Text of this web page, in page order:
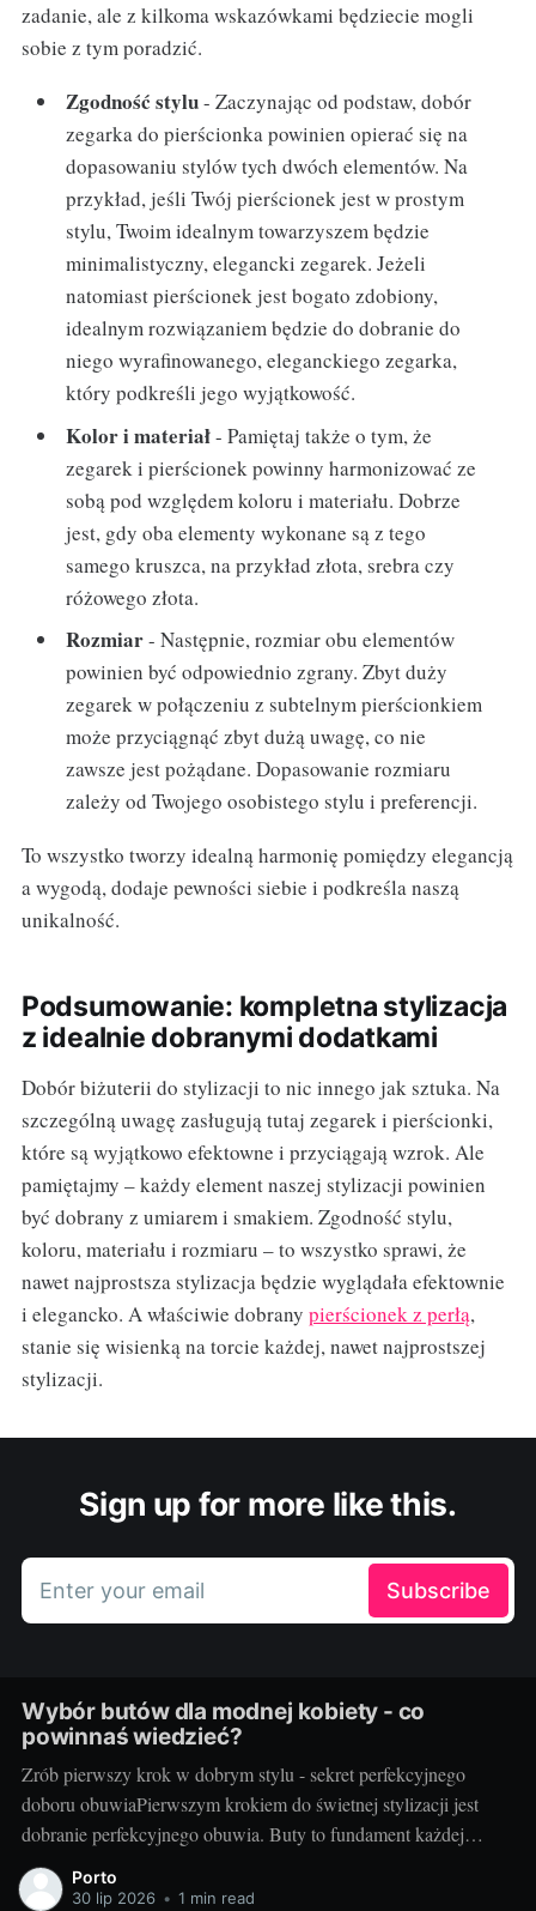
zadanie, ale z kilkoma wskazówkami będziecie mogli
sobie z tym poradzić.
Zgodność stylu- Zaczynając od podstaw, dobór
zegarka do pierścionka powinien opierać się na
dopasowaniu stylów tych dwóch elementów. Na
przykład, jeśli Twój pierścionek jest w prostym
stylu, Twoim idealnym towarzyszem będzie
minimalistyczny, elegancki zegarek. Jeżeli
natomiast pierścionek jest bogato zdobiony,
idealnym rozwiązaniem będzie do dobranie do
niego wyrafinowanego, eleganckiego zegarka,
który podkreśli jego wyjątkowość.
Kolor i materiał- Pamiętaj także o tym, że
zegarek i pierścionek powinny harmonizować ze
sobą pod względem koloru i materiału. Dobrze
jest, gdy oba elementy wykonane są z tego
samego kruszca, na przykład złota, srebra czy
różowego złota.
Rozmiar- Następnie, rozmiar obu elementów
powinien być odpowiednio zgrany. Zbyt duży
zegarek w połączeniu z subtelnym pierścionkiem
może przyciągnąć zbyt dużą uwagę, co nie
zawsze jest pożądane. Dopasowanie rozmiaru
zależy od Twojego osobistego stylu i preferencji.
To wszystko tworzy idealną harmonię pomiędzy elegancją
a wygodą, dodaje pewności siebie i podkreśla naszą
unikalność.
Podsumowanie: kompletna stylizacja
z idealnie dobranymi dodatkami
Dobór biżuterii do stylizacji to nic innego jak sztuka. Na
szczególną uwagę zasługują tutaj zegarek i pierścionki,
które są wyjątkowo efektowne i przyciągają wzrok. Ale
pamiętajmy – każdy element naszej stylizacji powinien
być dobrany z umiarem i smakiem. Zgodność stylu,
koloru, materiału i rozmiaru – to wszystko sprawi, że
nawet najprostsza stylizacja będzie wyglądała efektownie
i elegancko. A właściwie dobrany pierścionek z perłą,
stanie się wisienką na torcie każdej, nawet najprostszej
stylizacji.
Sign up for more like this.
Enter your email Subscribe
Wybór butów dla modnej kobiety - co
powinnaś wiedzieć?
Zrób pierwszy krok w dobrym stylu - sekret perfekcyjnego
doboru obuwiaPierwszym krokiem do świetnej stylizacji jest
dobranie perfekcyjnego obuwia. Buty to fundament każdej
modnej kobiety, które decydują o komforcie i zakresie ruchu, ale
przede wszystkim są elementem wyrazu i kontynuacją naszej
Porto
30 lip 2026 • 1 min read